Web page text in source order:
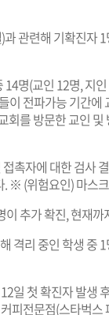
관련해 기확진자
명(교인 12명, 지
이 전파가능 기간에
를 방문한 교인
촉자에 대한 검사
※ (위험요인) 마스
추가 확진, 현재
격리 중인 학생 중
일 첫 확진자 발생
피전문점(스타벅